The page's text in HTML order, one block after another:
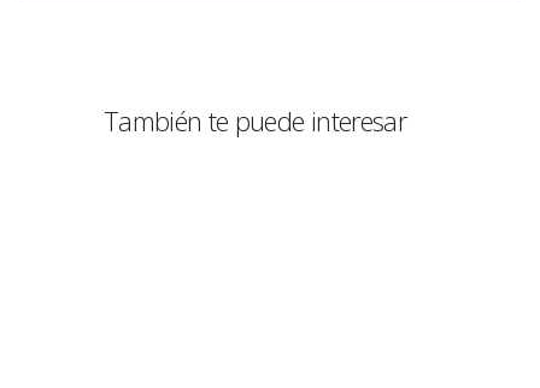
También te puede interesar